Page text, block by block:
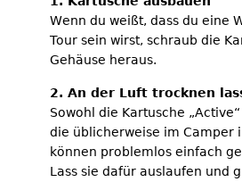
Wenn du weißt, dass du eine
Tour sein wirst, schraub die
Gehäuse heraus.
2. An der Luft trocknen
Sowohl die Kartusche „Active“
die üblicherweise im Camper
können problemlos einfach
Lass sie dafür auslaufen und